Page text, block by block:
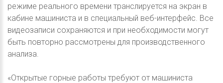
режиме реального времени транслируется на экран в
кабине машиниста и в специальный веб-интерфейс. Все
видеозаписи сохраняются и при необходимости могут
быть повторно рассмотрены для производственного
анализа.
«Открытые горные работы требуют от машиниста